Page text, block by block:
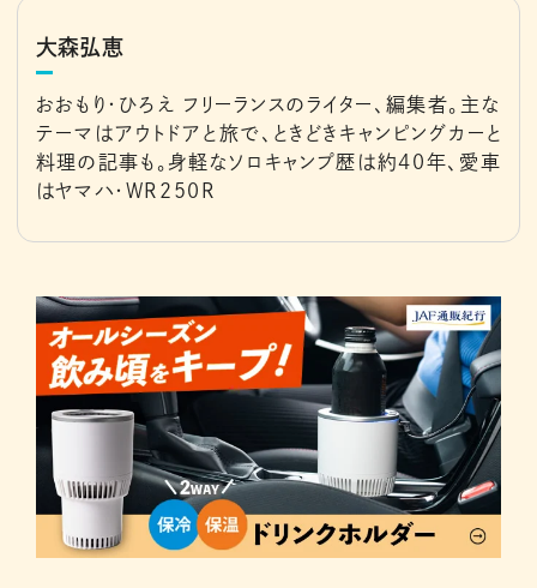
大森弘恵
おおもり・ひろえ フリーランスのライター、編集者。主な
テーマはアウトドアと旅で、ときどきキャンピングカーと
料理の記事も。身軽なソロキャンプ歴は約40年、愛車
はヤマハ・WR250R